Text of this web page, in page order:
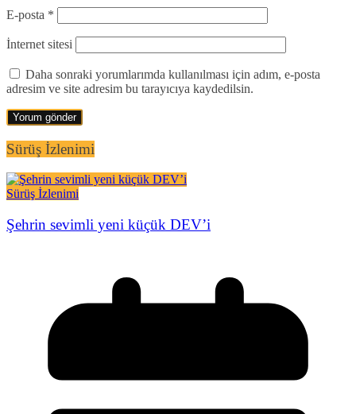
E-posta *
İnternet sitesi
Daha sonraki yorumlarımda kullanılması için adım, e-posta
adresim ve site adresim bu tarayıcıya kaydedilsin.
Sürüş İzlenimi
Sürüş İzlenimi
Şehrin sevimli yeni küçük DEV’i